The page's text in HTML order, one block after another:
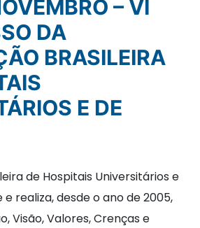
DA
BRASILEIRA
E DE
de Hospitais Universitários e
realiza, desde o ano de 2005,
Visão, Valores, Crenças e